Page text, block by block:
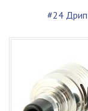
#24 Дрип